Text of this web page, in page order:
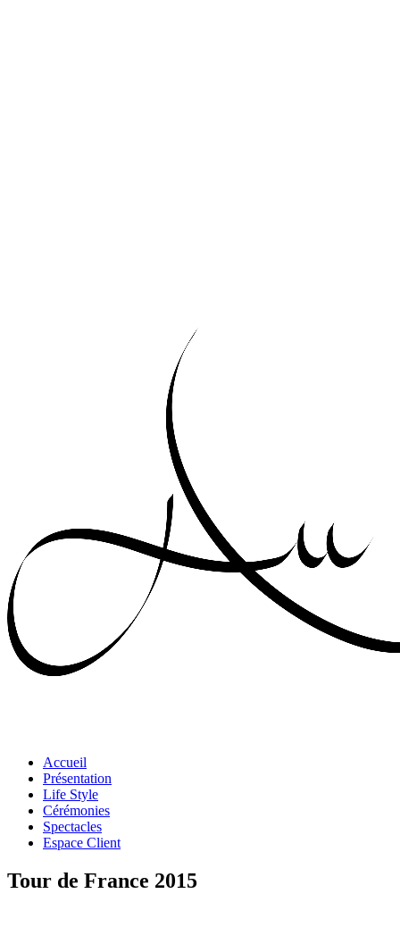
Accueil
Présentation
Life Style
Cérémonies
Spectacles
Espace Client
Tour de France 2015